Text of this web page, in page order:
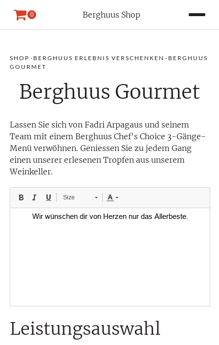
Berghuus Shop
0
SHOP - BERGHUUS ERLEBNIS VERSCHENKEN - BERGHUUS
GOURMET
Berghuus Gourmet
Lassen Sie sich von Fadri Arpagaus und seinem
Team mit einem Berghuus Chef's Choice 3-Gänge-
Menü verwöhnen. Geniessen Sie zu jedem Gang
einen unserer erlesenen Tropfen aus unserem
Weinkeller.
Size
Leistungsauswahl